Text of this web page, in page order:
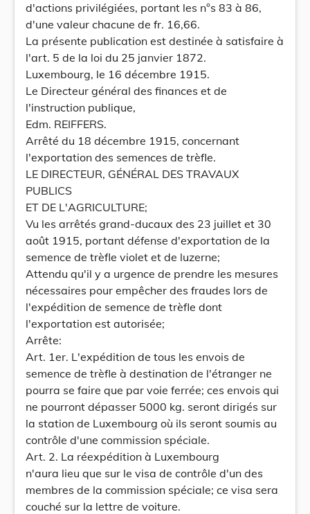
d'actions privilégiées, portant les n°s 83 à 86,
d'une valeur chacune de fr. 16,66.
La présente publication est destinée à satisfaire à
l'art. 5 de la loi du 25 janvier 1872.
Luxembourg, le 16 décembre 1915.
Le Directeur général des finances et de
l'instruction publique,
Edm. REIFFERS.
Arrêté du 18 décembre 1915, concernant
l'exportation des semences de trèfle.
LE DIRECTEUR, GÉNÉRAL DES TRAVAUX
PUBLICS
ET DE L'AGRICULTURE;
Vu les arrêtés grand-ducaux des 23 juillet et 30
août 1915, portant défense d'exportation de la
semence de trèfle violet et de luzerne;
Attendu qu'il y a urgence de prendre les mesures
nécessaires pour empêcher des fraudes lors de
l'expédition de semence de trèfle dont
l'exportation est autorisée;
Arrête:
Art. 1er. L'expédition de tous les envois de
semence de trèfle à destination de l'étranger ne
pourra se faire que par voie ferrée; ces envois qui
ne pourront dépasser 5000 kg. seront dirigés sur
la station de Luxembourg où ils seront soumis au
contrôle d'une commission spéciale.
Art. 2. La réexpédition à Luxembourg
n'aura lieu que sur le visa de contrôle d'un des
membres de la commission spéciale; ce visa sera
couché sur la lettre de voiture.